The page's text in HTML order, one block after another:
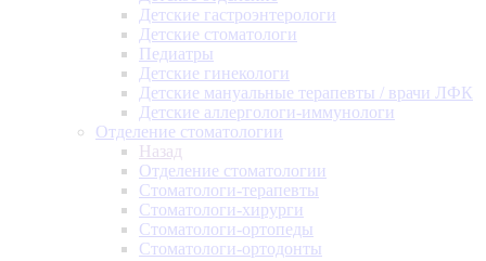
Детские гастроэнтерологи
Детские стоматологи
Педиатры
Детские гинекологи
Детские мануальные терапевты / врачи ЛФК
Детские аллергологи-иммунологи
Отделение стоматологии
Назад
Отделение стоматологии
Стоматологи-терапевты
Стоматологи-хирурги
Стоматологи-ортопеды
Стоматологи-ортодонты